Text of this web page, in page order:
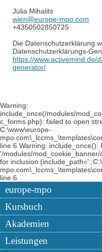
Julia Mihalits
wien@europe-mpo.com
+4350502850725
Die Datenschutzerklärung
Datenschutzerklärungs-
https://www.activemind.de/
generator/
Warning:
include_once(/modules/
c_forms.php): failed to open
C:\www\europe-
line 6 Warning: include_once():
'/modules/
for inclusion
line 6
europe-mpo
Kursbuch
Akademien
Leistungen